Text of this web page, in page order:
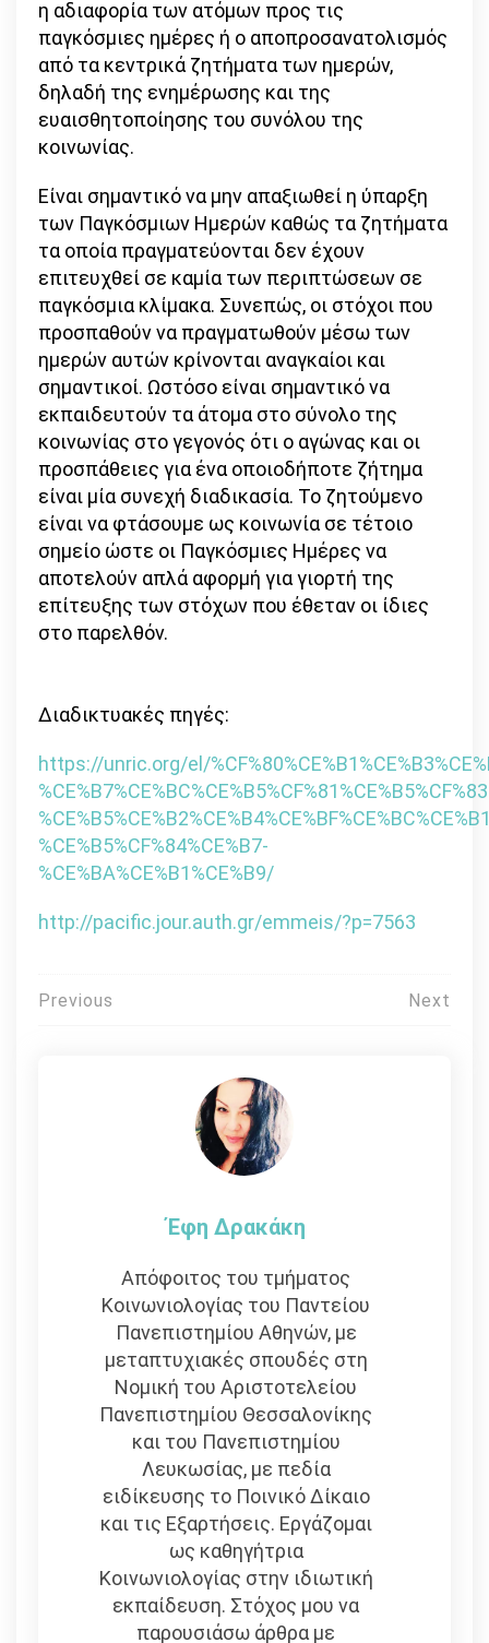
η αδιαφορία των ατόμων προς τις
παγκόσμιες ημέρες ή ο αποπροσανατολισμός
από τα κεντρικά ζητήματα των ημερών,
δηλαδή της ενημέρωσης και της
ευαισθητοποίησης του συνόλου της
κοινωνίας.
Είναι σημαντικό να μην απαξιωθεί η ύπαρξη
των Παγκόσμιων Ημερών καθώς τα ζητήματα
τα οποία πραγματεύονται δεν έχουν
επιτευχθεί σε καμία των περιπτώσεων σε
παγκόσμια κλίμακα. Συνεπώς, οι στόχοι που
προσπαθούν να πραγματωθούν μέσω των
ημερών αυτών κρίνονται αναγκαίοι και
σημαντικοί. Ωστόσο είναι σημαντικό να
εκπαιδευτούν τα άτομα στο σύνολο της
κοινωνίας στο γεγονός ότι ο αγώνας και οι
προσπάθειες για ένα οποιοδήποτε ζήτημα
είναι μία συνεχή διαδικασία. Το ζητούμενο
είναι να φτάσουμε ως κοινωνία σε τέτοιο
σημείο ώστε οι Παγκόσμιες Ημέρες να
αποτελούν απλά αφορμή για γιορτή της
επίτευξης των στόχων που έθεταν οι ίδιες
στο παρελθόν.
Διαδικτυακές πηγές:
https://unric.org/el/
%CE%B5%CF%84%CE%B7-
%CE%BA%CE%B1%CE%B9/
http://pacific.jour.auth.gr/emmeis/?p=7563
Πλοήγηση
Previous Next
Έφη Δρακάκη
Απόφοιτος του τμήματος
Κοινωνιολογίας του Παντείου
Πανεπιστημίου Αθηνών, με
μεταπτυχιακές σπουδές στη
Νομική του Αριστοτελείου
Πανεπιστημίου Θεσσαλονίκης
και του Πανεπιστημίου
Λευκωσίας, με πεδία
ειδίκευσης το Ποινικό Δίκαιο
και τις Εξαρτήσεις. Εργάζομαι
ως καθηγήτρια
Κοινωνιολογίας στην ιδιωτική
εκπαίδευση. Στόχος μου να
παρουσιάσω άρθρα με